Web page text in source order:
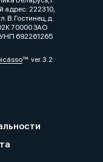
адрес: 222310,
В. Гостинец, д.
70000 ЗАО
692261265
ver. 3.2